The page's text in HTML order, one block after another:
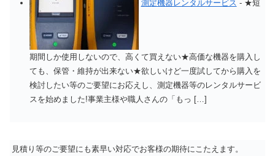
測定機器レンタルサービス - ★短
期間しか使用しないので、高くて買えない★高価な機器を購入し
ても、保管・維持が出来ない★欲しいけど一度試してから購入を
検討したい等のご要望にお応えし、測定機器等のレンタルサービ
スを始めました!事業主様や職人さんの「もっ […]
見積り等のご要望にも素早い対応でお客様の期待にこたえます。